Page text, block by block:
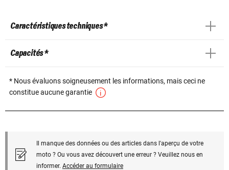
Caractéristiques techniques *
Capacités *
* Nous évaluons soigneusement les informations, mais ceci ne
constitue aucune garantie
Il manque des données ou des articles dans l'aperçu de votre
moto ? Ou vous avez découvert une erreur ? Veuillez nous en
informer. Accéder au formulaire